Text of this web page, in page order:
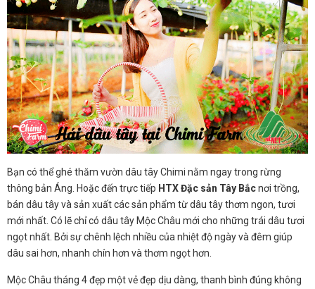
Bạn có thể ghé thăm vườn dâu tây Chimi nằm ngay trong rừng
thông bản Áng. Hoặc đến trực tiếp HTX Đặc sản Tây Bắcnơi trồng,
bán dâu tây và sản xuất các sản phẩm từ dâu tây thơm ngon, tươi
mới nhất. Có lẽ chỉ có dâu tây Mộc Châu mới cho những trái dâu tươi
ngọt nhất. Bởi sự chênh lệch nhiều của nhiệt độ ngày và đêm giúp
dâu sai hơn, nhanh chín hơn và thơm ngọt hơn.
Mộc Châu tháng 4 đẹp một vẻ đẹp dịu dàng, thanh bình đúng không